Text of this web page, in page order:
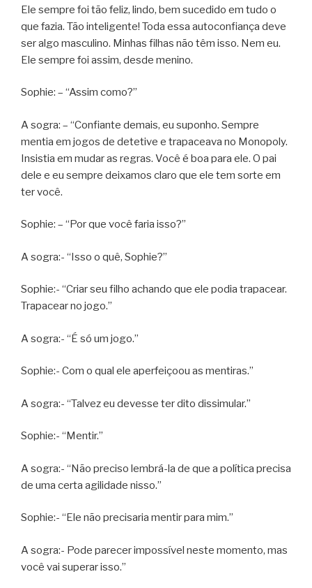
Ele sempre foi tão feliz, lindo, bem sucedido em tudo o
que fazia. Tão inteligente! Toda essa autoconfiança deve
ser algo masculino. Minhas filhas não têm isso. Nem eu.
Ele sempre foi assim, desde menino.
Sophie: – “Assim como?”
A sogra: – “Confiante demais, eu suponho. Sempre
mentia em jogos de detetive e trapaceava no Monopoly.
Insistia em mudar as regras. Você é boa para ele. O pai
dele e eu sempre deixamos claro que ele tem sorte em
ter você.
Sophie: – “Por que você faria isso?”
A sogra:- “Isso o quê, Sophie?”
Sophie:- “Criar seu filho achando que ele podia trapacear.
Trapacear no jogo.”
A sogra:- “É só um jogo.”
Sophie:- Com o qual ele aperfeiçoou as mentiras.”
A sogra:- “Talvez eu devesse ter dito dissimular.”
Sophie:- “Mentir.”
A sogra:- “Não preciso lembrá-la de que a política precisa
de uma certa agilidade nisso.”
Sophie:- “Ele não precisaria mentir para mim.”
A sogra:- Pode parecer impossível neste momento, mas
você vai superar isso.”